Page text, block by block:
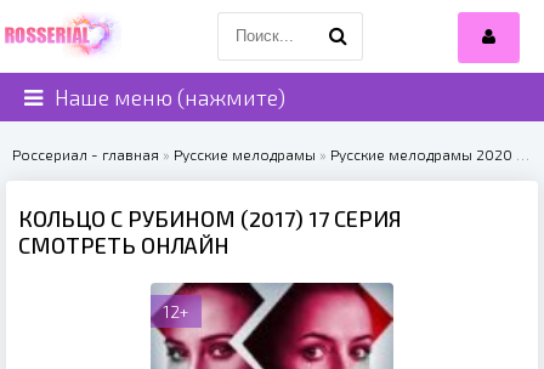
Наше меню (нажмите)
Россериал - главная » Русские мелодрамы » Русские мелодрамы 2020
КОЛЬЦО С РУБИНОМ (2017) 17 СЕРИЯ
СМОТРЕТЬ ОНЛАЙН
12+